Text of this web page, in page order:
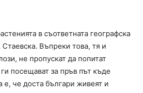
в съответната географска
Въпреки това, тя и
не пропускат да попитат
посещават за пръв път къде
е, че доста българи живеят и